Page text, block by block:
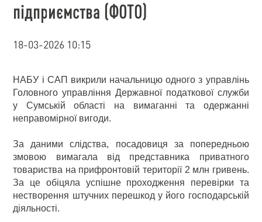
підприємства (ФОТО)
18-03-2026 10:15
НАБУ і САП викрили начальницю одного з управлінь
Головного управління Державної податкової служби
у Сумській області на вимаганні та одержанні
неправомірної вигоди.
За даними слідства, посадовиця за попередньою
змовою вимагала від представника приватного
товариства на прифронтовій території 2 млн гривень.
За це обіцяла успішне проходження перевірки та
нестворення штучних перешкод у його господарській
діяльності.